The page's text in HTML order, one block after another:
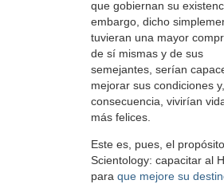
que gobiernan su
embargo, dicho
tuvieran una mayor
de sí mismas y de sus
semejantes, serían
mejorar sus condiciones
consecuencia, vivirían
más felices.
Este es, pues, el
Scientology: capacitar al
para que mejore su